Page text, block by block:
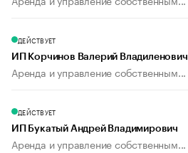
ДЕЙСТВУЕТ
ИП Корчинов Валерий Владиленович
Аренда и управление собственным...
ДЕЙСТВУЕТ
ИП Букатый Андрей Владимирович
Аренда и управление собственным...